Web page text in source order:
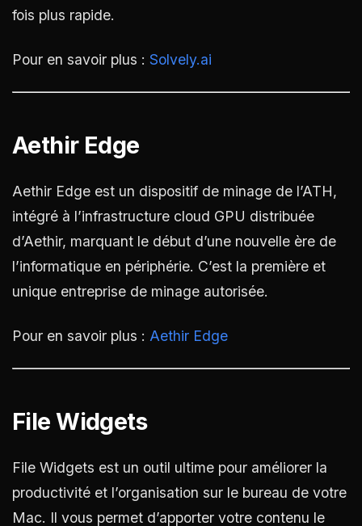
fois plus rapide.
Pour en savoir plus : Solvely.ai
Aethir Edge
Aethir Edge est un dispositif de minage de l’ATH,
intégré à l’infrastructure cloud GPU distribuée
d’Aethir, marquant le début d’une nouvelle ère de
l’informatique en périphérie. C’est la première et
unique entreprise de minage autorisée.
Pour en savoir plus : Aethir Edge
File Widgets
File Widgets est un outil ultime pour améliorer la
productivité et l’organisation sur le bureau de votre
Mac. Il vous permet d’apporter votre contenu le